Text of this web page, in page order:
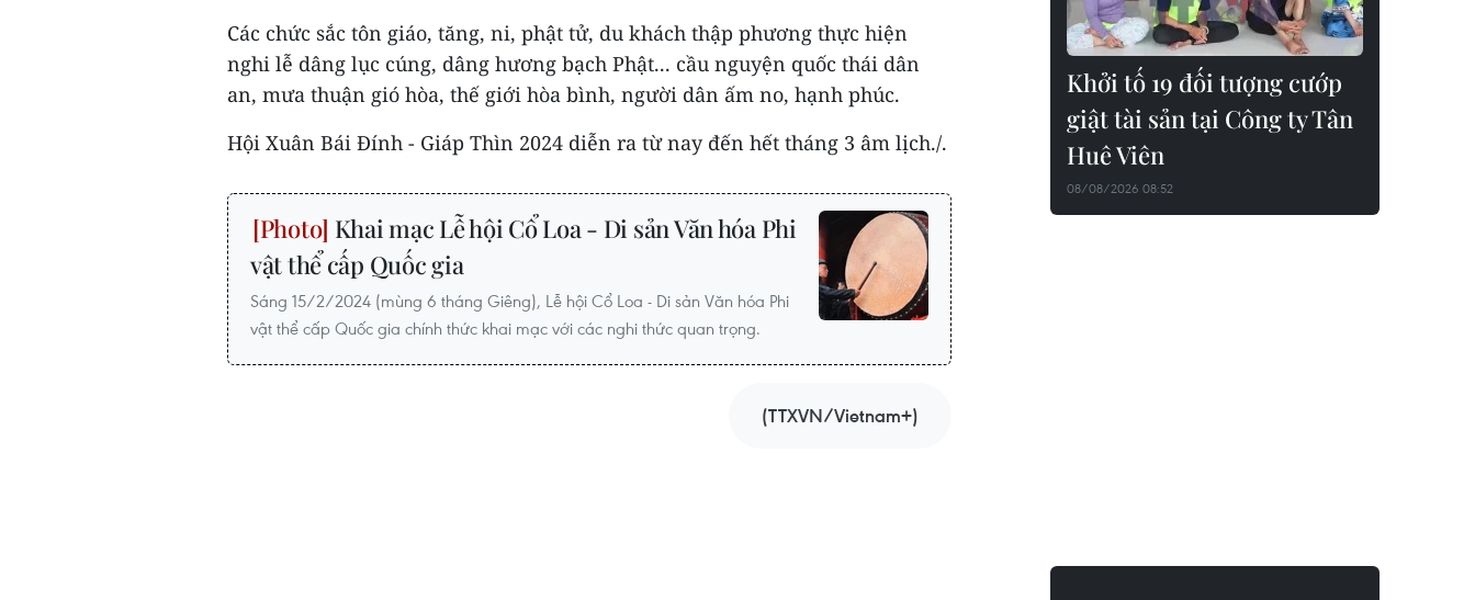
Các chức sắc tôn giáo, tăng, ni, phật tử, du khách thập phương thực hiện
nghi lễ dâng lục cúng, dâng hương bạch Phật... cầu nguyện quốc thái dân
an, mưa thuận gió hòa, thế giới hòa bình, người dân ấm no, hạnh phúc.
Hội Xuân Bái Đính - Giáp Thìn 2024 diễn ra từ nay đến hết tháng 3 âm lịch./.
Khai mạc Lễ hội Cổ Loa - Di sản Văn hóa Phi
vật thể cấp Quốc gia
Sáng 15/2/2024 (mùng 6 tháng Giêng), Lễ hội Cổ Loa - Di sản Văn hóa Phi
vật thể cấp Quốc gia chính thức khai mạc với các nghi thức quan trọng.
(TTXVN/Vietnam+)
Khởi tố 19 đối tượng cướp
giật tài sản tại Công ty Tân
Huê Viên
08/08/2026 08:52